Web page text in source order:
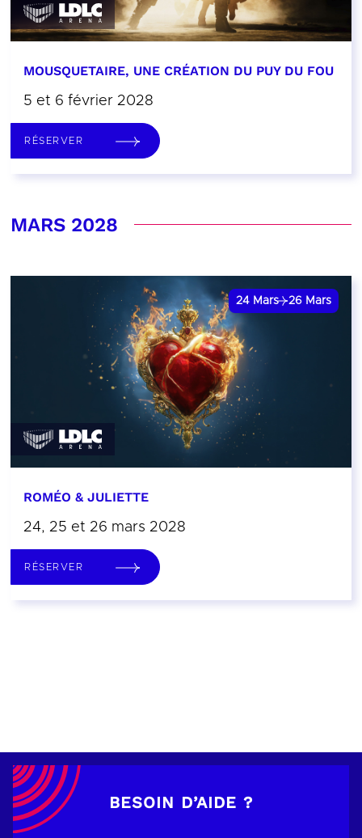
MOUSQUETAIRE, UNE CRÉATION DU PUY DU FOU
5 et 6 février 2028
RÉSERVER
MARS 2028
24 Mars 26 Mars
ROMÉO & JULIETTE
24, 25 et 26 mars 2028
RÉSERVER
BESOIN D’AIDE ?